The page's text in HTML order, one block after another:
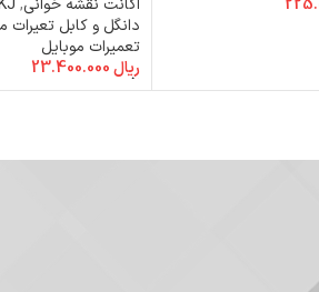
دانگل و کابل تعیرات
تعمیرات موبایل
ریال
افزودن به سبد خرید